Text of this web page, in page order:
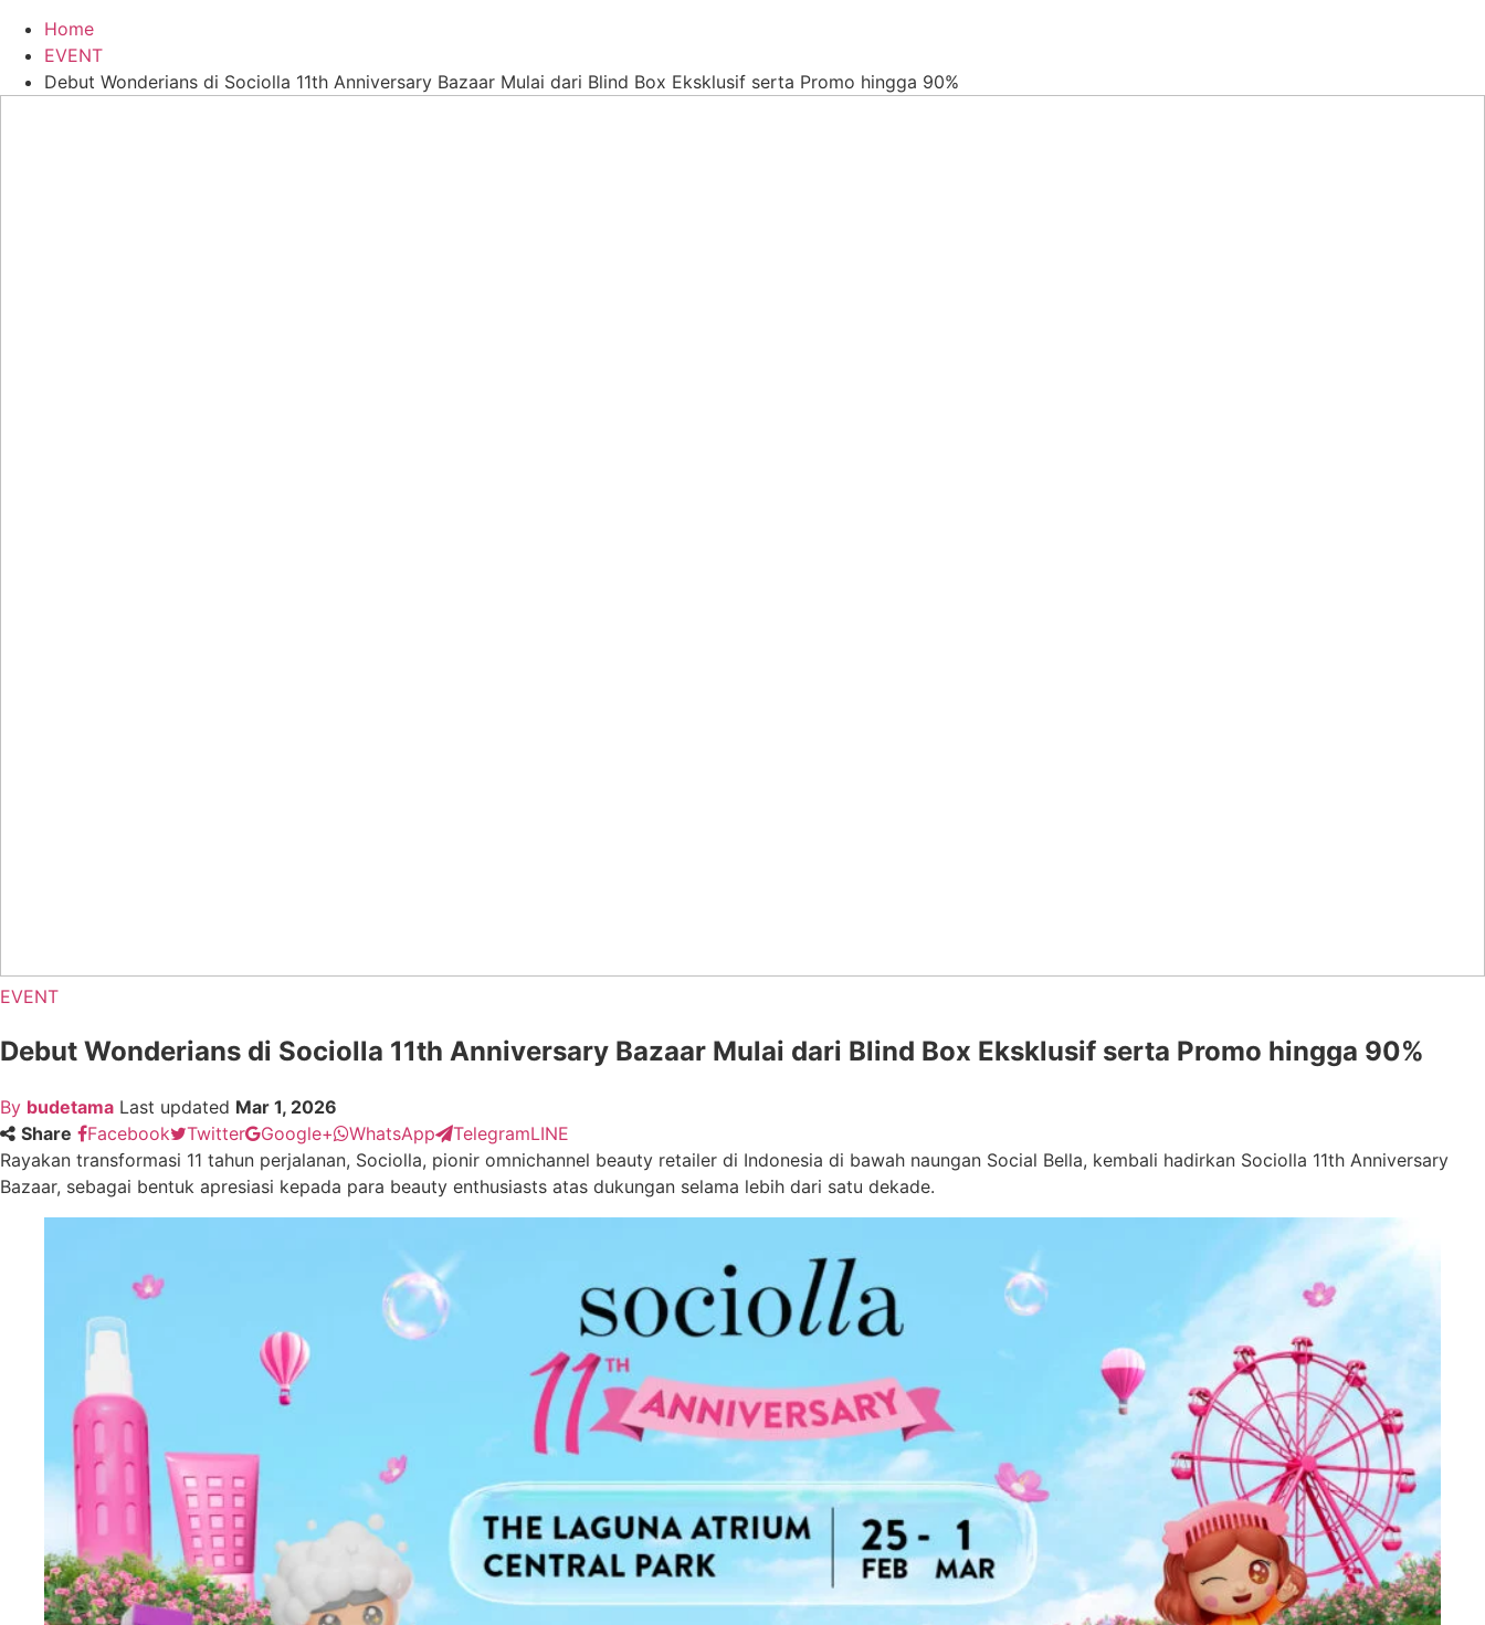
Home
EVENT
Debut Wonderians di Sociolla 11th Anniversary Bazaar Mulai dari Blind Box Eksklusif serta Promo hingga 90%
EVENT
Debut Wonderians di Sociolla 11th Anniversary Bazaar Mulai dari Blind Box Eksklusif serta Promo hingga 90%
By budetama Last updated Mar 1, 2026
Share
Facebook Twitter Google+ WhatsApp TelegramLINE
Rayakan transformasi 11 tahun perjalanan, Sociolla, pionir omnichannel beauty retailer di Indonesia di bawah naungan Social Bella, kembali hadirkan Sociolla 11th Anniversary
Bazaar, sebagai bentuk apresiasi kepada para beauty enthusiasts atas dukungan selama lebih dari satu dekade.